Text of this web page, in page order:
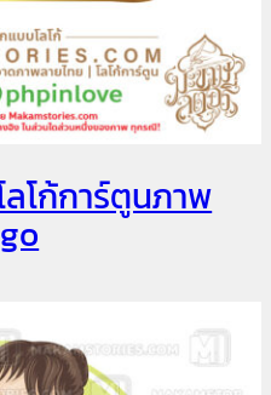
ลโก้การ์ตูนภาพ